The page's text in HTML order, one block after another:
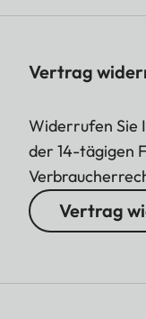
Vertrag
Widerrufen Sie
der 14-tägigen
Vertrag